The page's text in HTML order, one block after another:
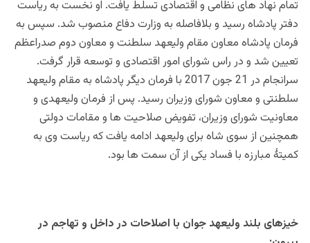
تمام نهاد های نظامی و اقتصادی تسلط یافت. او نخست به ریاست
دفتر پادشاه رسید و بلافاصله به وزارت دفاع منصوب شد. سپس به
فرمان پادشاه معاون مقام ولیعهد سلطنت و معاون دوم صدراعظم
تعیین شد و در راس شورای امور اقتصادی و توسعه قرار گرفت.
سرانجام در 21 جون 2017 با فرمان دیگر پادشاه به مقام ولیعهد
سلطنتی و معاون شورای وزیران رسید. پس از فرمان ولیعهدی و
معاونیت شورای وزیران، تفویض صلاحیت ها و مقامات دولتی
همچنین از سوی شاه برای ولیعهد ادامه یافت که ریاست وی به
کمیتۀ مبارزه با فساد یکی از آن سمت ها بود.
خیزهای بلند ولیعهد جوان با اصلاحات در داخل و تهاجم در